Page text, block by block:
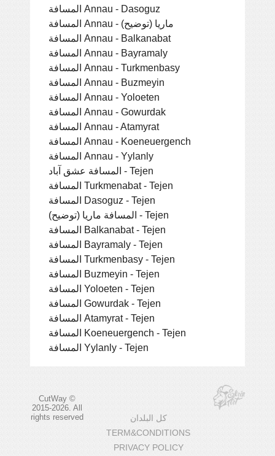
المسافة Annau - Dasoguz
المسافة Annau - ماريا (توضيح)
المسافة Annau - Balkanabat
المسافة Annau - Bayramaly
المسافة Annau - Turkmenbasy
المسافة Annau - Buzmeyin
المسافة Annau - Yoloeten
المسافة Annau - Gowurdak
المسافة Annau - Atamyrat
المسافة Annau - Koeneuergench
المسافة Annau - Yylanly
المسافة عشق آباد - Tejen
المسافة Turkmenabat - Tejen
المسافة Dasoguz - Tejen
المسافة ماريا (توضيح) - Tejen
المسافة Balkanabat - Tejen
المسافة Bayramaly - Tejen
المسافة Turkmenbasy - Tejen
المسافة Buzmeyin - Tejen
المسافة Yoloeten - Tejen
المسافة Gowurdak - Tejen
المسافة Atamyrat - Tejen
المسافة Koeneuergench - Tejen
المسافة Yylanly - Tejen
CutWay ©
2015-2026. All
rights reserved
كل البلدان
TERM&CONDITIONS
PRIVACY POLICY